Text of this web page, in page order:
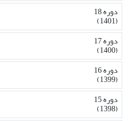
دوره 18
(1401)
دوره 17
(1400)
دوره 16
(1399)
دوره 15
(1398)